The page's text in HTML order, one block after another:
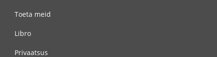
Toeta meid
Libro
Privaatsus